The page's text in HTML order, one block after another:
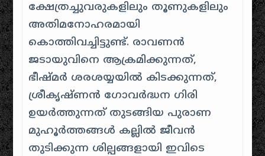
ക്ഷേത്രച്ചുവരുകളിലും തൂണുകളിലും
അതിമനോഹരമായി
കൊത്തിവച്ചിട്ടുണ്ട്. രാവണൻ
ജടായുവിനെ ആക്രമിക്കുന്നത്,
ഭീഷ്മർ ശരശയ്യയിൽ കിടക്കുന്നത്,
ശ്രീകൃഷ്ണൻ ഗോവർദ്ധന ഗിരി
ഉയർത്തുന്നത് തുടങ്ങിയ പുരാണ
മുഹൂർത്തങ്ങൾ കല്ലിൽ ജീവൻ
തുടിക്കുന്ന ശില്പങ്ങളായി ഇവിടെ